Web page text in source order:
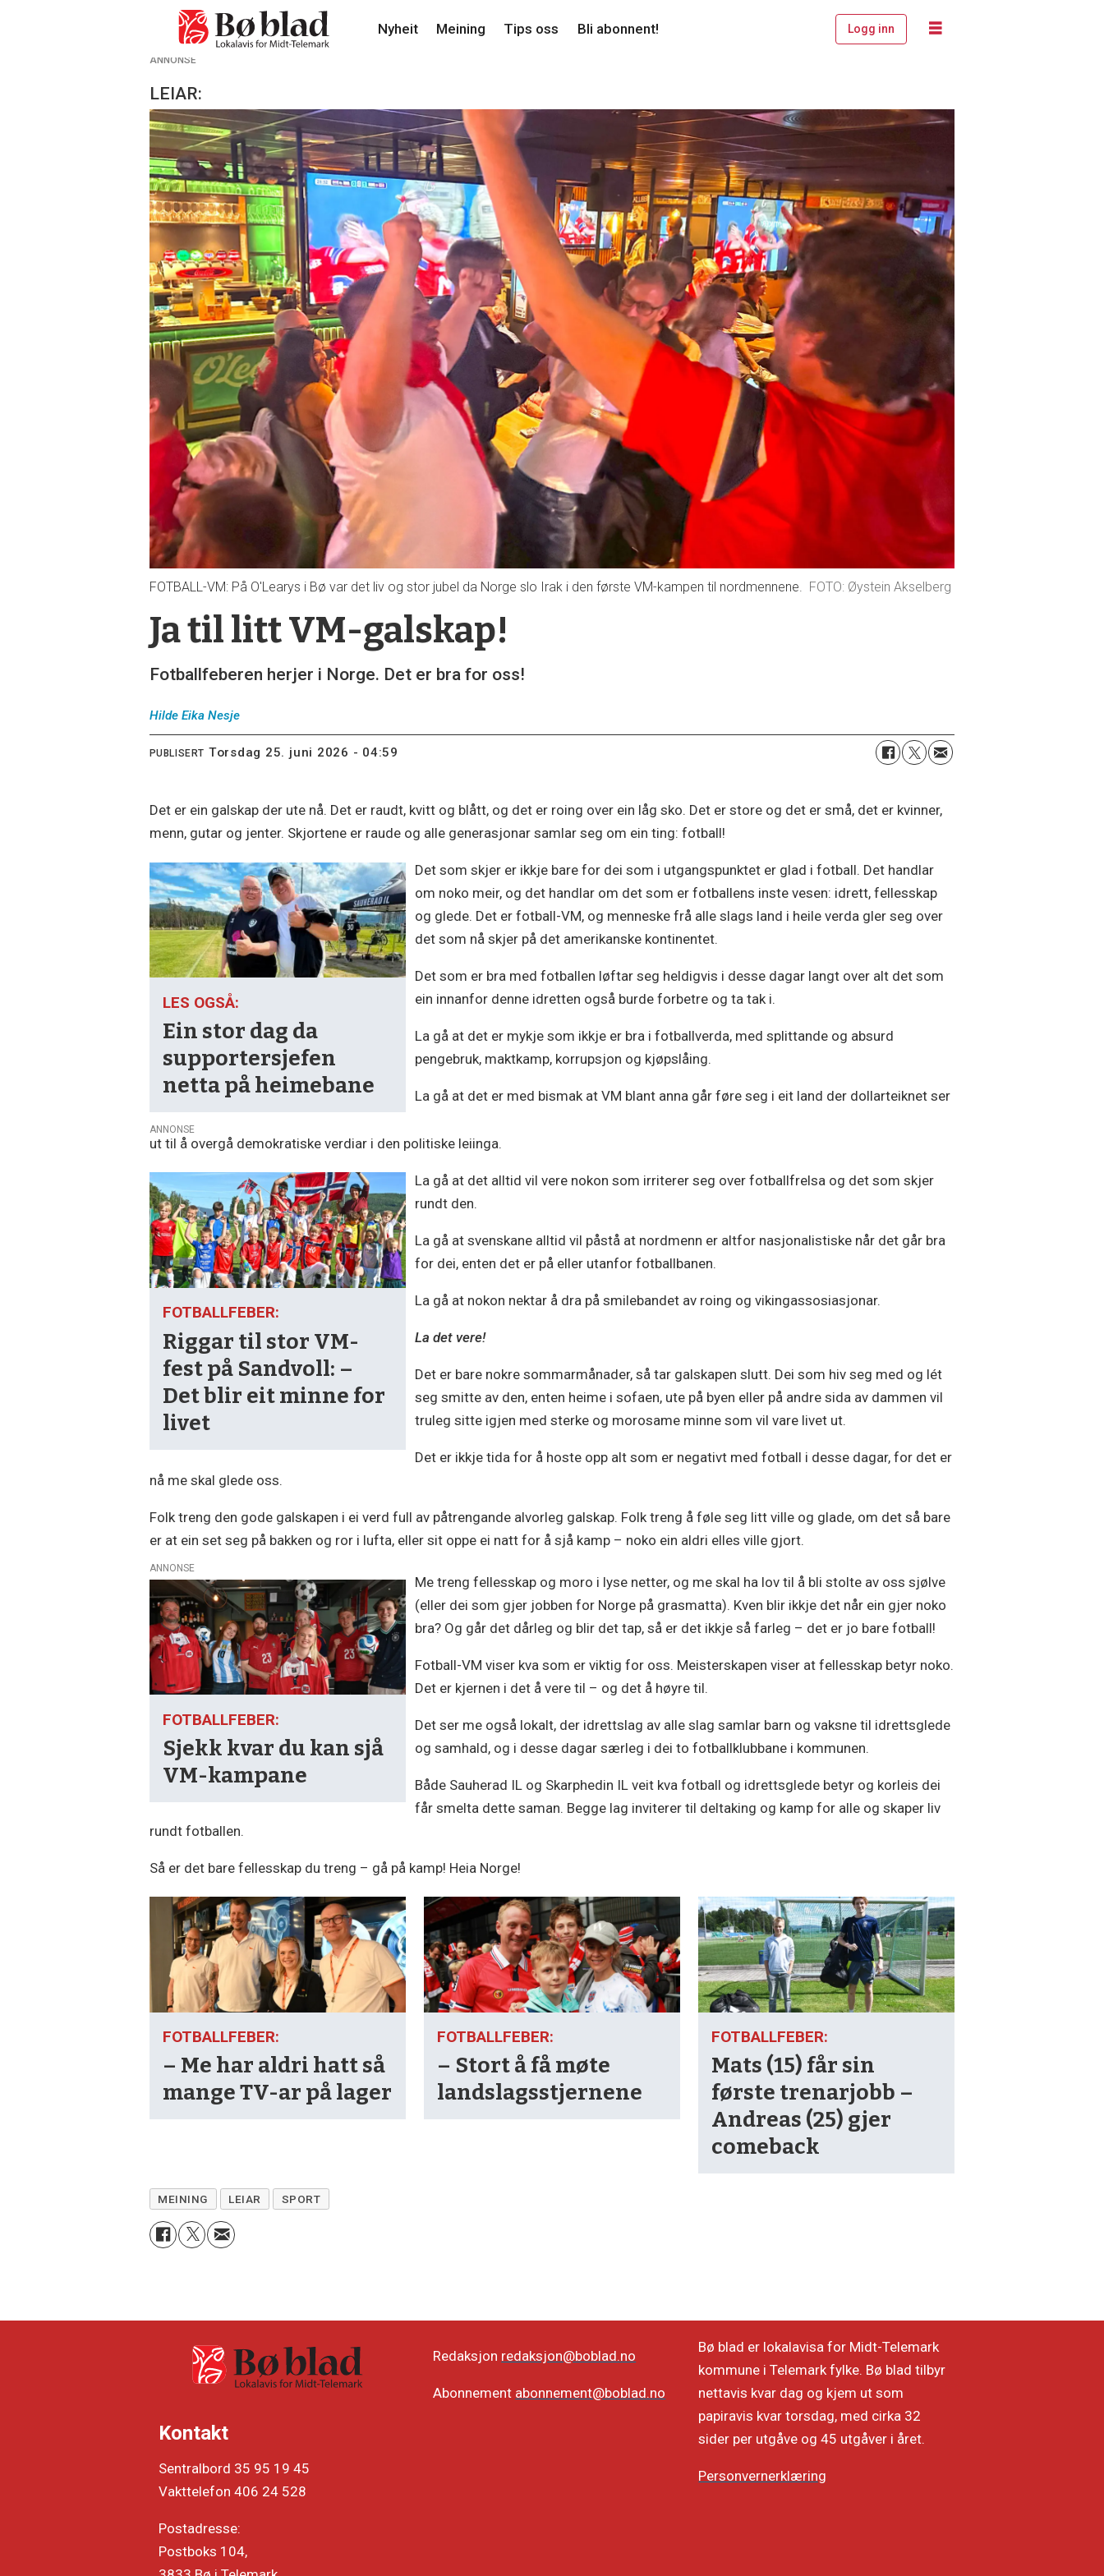
Nyheit Meining Tips oss Bli abonnent! Logg inn
ANNONSE
LEIAR:
FOTBALL-VM: På O'Learys i Bø var det liv og stor jubel da Norge slo Irak i den første VM-kampen til nordmennene. Øystein Akselberg
Ja til litt VM-galskap!
Fotballfeberen herjer i Norge. Det er bra for oss!
Hilde Eika Nesje
PUBLISERT torsdag 25. juni 2026 - 04:59
Det er ein galskap der ute nå. Det er raudt, kvitt og blått, og det er roing over ein låg sko. Det er store og det er små, det er kvinner,
menn, gutar og jenter. Skjortene er raude og alle generasjonar samlar seg om ein ting: fotball!
LES OGSÅ:
Ein stor dag da
supporter­­sjefen
netta på heimebane
Det som skjer er ikkje bare for dei som i utgangspunktet er glad i fotball. Det handlar
om noko meir, og det handlar om det som er fotballens inste vesen: idrett, fellesskap
og glede. Det er fotball-VM, og menneske frå alle slags land i heile verda gler seg over
det som nå skjer på det amerikanske kontinentet.
Det som er bra med fotballen løftar seg heldigvis i desse dagar langt over alt det som
ein innanfor denne idretten også burde forbetre og ta tak i.
La gå at det er mykje som ikkje er bra i fotballverda, med splittande og absurd
pengebruk, maktkamp, korrupsjon og kjøpslåing.
ANNONSE
La gå at det er med bismak at VM blant anna går føre seg i eit land der dollarteiknet ser
ut til å overgå demokratiske verdiar i den politiske leiinga.
FOTBALLFEBER:
Riggar til stor VM-
fest på Sandvoll: –
Det blir eit minne for
livet
La gå at det alltid vil vere nokon som irriterer seg over fotballfrelsa og det som skjer
rundt den.
La gå at svenskane alltid vil påstå at nordmenn er altfor nasjonalistiske når det går bra
for dei, enten det er på eller utanfor fotballbanen.
La gå at nokon nektar å dra på smilebandet av roing og vikingassosiasjonar.
La det vere!
Det er bare nokre sommarmånader, så tar galskapen slutt. Dei som hiv seg med og lét
seg smitte av den, enten heime i sofaen, ute på byen eller på andre sida av dammen vil
truleg sitte igjen med sterke og morosame minne som vil vare livet ut.
Det er ikkje tida for å hoste opp alt som er negativt med fotball i desse dagar, for det er
nå me skal glede oss.
Folk treng den gode galskapen i ei verd full av påtrengande alvorleg galskap. Folk treng å føle seg litt ville og glade, om det så bare
er at ein set seg på bakken og ror i lufta, eller sit oppe ei natt for å sjå kamp – noko ein aldri elles ville gjort.
ANNONSE
FOTBALLFEBER:
Sjekk kvar du kan sjå
VM-kampane
Me treng fellesskap og moro i lyse netter, og me skal ha lov til å bli stolte av oss sjølve
(eller dei som gjer jobben for Norge på grasmatta). Kven blir ikkje det når ein gjer noko
bra? Og går det dårleg og blir det tap, så er det ikkje så farleg – det er jo bare fotball!
Fotball-VM viser kva som er viktig for oss. Meisterskapen viser at fellesskap betyr noko.
Det er kjernen i det å vere til – og det å høyre til.
Det ser me også lokalt, der idrettslag av alle slag samlar barn og vaksne til idrettsglede
og samhald, og i desse dagar særleg i dei to fotballklubbane i kommunen.
Både Sauherad IL og Skarphedin IL veit kva fotball og idrettsglede betyr og korleis dei
får smelta dette saman. Begge lag inviterer til deltaking og kamp for alle og skaper liv
rundt fotballen.
Så er det bare fellesskap du treng – gå på kamp! Heia Norge!
FOTBALLFEBER:
– Me har aldri hatt så
mange TV-ar på lager
FOTBALLFEBER:
– Stort å få møte
landslagsstjernene
FOTBALLFEBER:
Mats (15) får sin
første trenarjobb –
Andreas (25) gjer
comeback
MEINING LEIAR SPORT
Kontakt
Sentralbord 35 95 19 45
Vakttelefon 406 24 528
Postadresse:
Postboks 104,
Redaksjon redaksjon@boblad.no
Abonnement abonnement@boblad.no
Bø blad er lokalavisa for Midt-Telemark
kommune i Telemark fylke. Bø blad tilbyr
nettavis kvar dag og kjem ut som
papiravis kvar torsdag, med cirka 32
sider per utgåve og 45 utgåver i året.
Personvernerklæring